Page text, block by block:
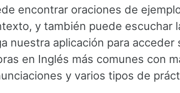
encontrar oraciones de
y también puede escuchar
nuestra aplicación para
en Inglés más comunes con
y varios tipos de